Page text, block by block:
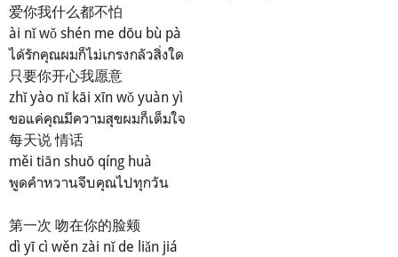
爱你我什么都不怕
ài nǐ wǒ shén me dōu bù pà
ได้รักคุณผมก็ไม่เกรงกลัวสิ่งใด
只要你开心我愿意
zhǐ yào nǐ kāi xīn wǒ yuàn yì
ขอแค่คุณมีความสุขผมก็เต็มใจ
每天说 情话
měi tiān shuō qíng huà
พูดคำหวานจีบคุณไปทุกวัน
第一次 吻在你的脸颊
dì yī cì wěn zài nǐ de liǎn jiá